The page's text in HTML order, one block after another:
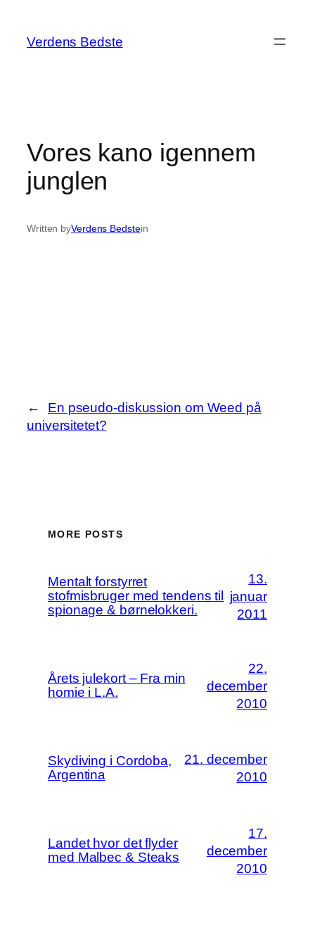
indhold
Verdens Bedste
Vores kano igennem
junglen
Written byVerdens Bedstein
←
En pseudo-diskussion om Weed på
universitetet?
MORE POSTS
Mentalt forstyrret
stofmisbruger med tendens til
spionage & børnelokkeri.
13.
januar
2011
Årets julekort – Fra min
homie i L.A.
22.
december
2010
Skydiving i Cordoba,
Argentina
21. december
2010
Landet hvor det flyder
med Malbec & Steaks
17.
december
2010